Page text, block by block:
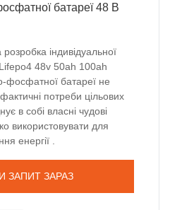
батареї 48 В
індивідуальної
48v 50ah 100ah
фосфатної батареї не
потреби цільових
в собі власні чудові
використовувати для
енергії .
ЗАПИТ ЗАРАЗ